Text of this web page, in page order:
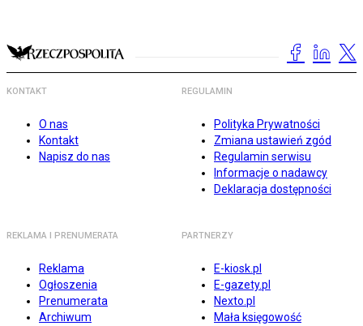
KONTAKT
O nas
Kontakt
Napisz do nas
REGULAMIN
Polityka Prywatności
Zmiana ustawień zgód
Regulamin serwisu
Informacje o nadawcy
Deklaracja dostępności
REKLAMA I PRENUMERATA
Reklama
Ogłoszenia
Prenumerata
Archiwum
PARTNERZY
E-kiosk.pl
E-gazety.pl
Nexto.pl
Mała księgowość